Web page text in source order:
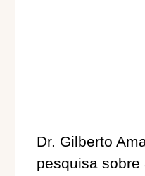
Dr. Gilberto
pesquisa